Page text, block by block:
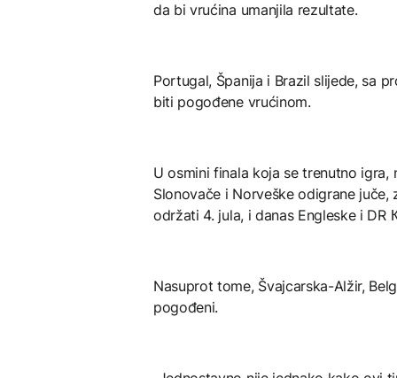
da bi vrućina umanjila rezultate.
Portugal, Španija i Brazil slijede, sa
biti pogođene vrućinom.
U osmini finala koja se trenutno
Slonovače i Norveške odigrane
održati 4. jula, i danas Engleske i DR
Nasuprot tome, Švajcarska-Alžir,
pogođeni.